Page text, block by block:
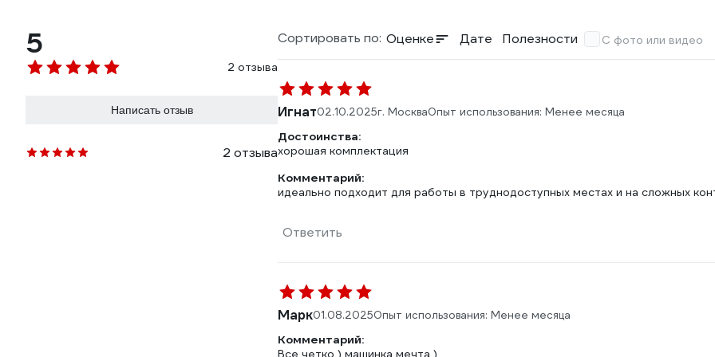
5
2 отзыва
Написать отзыв
2 отзыва
Сортировать по: Оценке Дате Полезности С фото или видео
Игнат02.10.2025г. МоскваОпыт использования: Менее месяца
Достоинства:
хорошая комплектация
Комментарий:
идеально подходит для работы в труднодоступных местах и на сложных
Ответить
Марк01.08.2025Опыт использования: Менее месяца
Комментарий:
Все четко ) машинка мечта )